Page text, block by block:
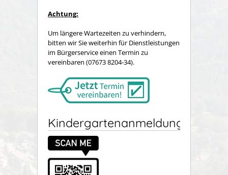
Achtung:
Um längere Wartezeiten zu verhindern,
bitten wir Sie weiterhin für Dienstleistungen
im Bürgerservice einen Termin zu
vereinbaren (07673 8204-34).
Kindergartenanmeldung